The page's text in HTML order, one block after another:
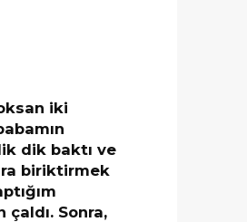
iki
dik baktı ve
biriktirmek
çaldı. Sonra,